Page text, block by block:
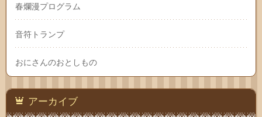
春爛漫プログラム
音符トランプ
おにさんのおとしもの
アーカイブ